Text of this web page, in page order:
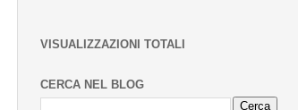
VISUALIZZAZIONI TOTALI
CERCA NEL BLOG